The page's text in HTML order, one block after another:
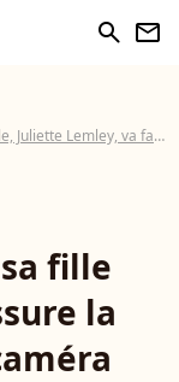
search newsletter
premiers pas dans une série à la télévision
fille
la